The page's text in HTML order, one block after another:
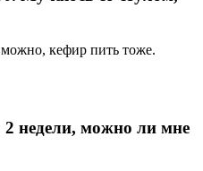
кефир пить тоже.
недели, можно ли мне